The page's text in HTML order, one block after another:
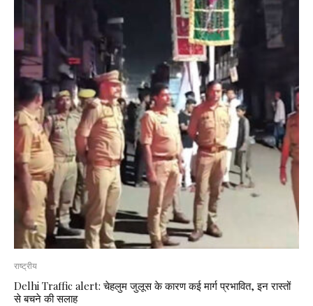
राष्ट्रीय
Delhi Traffic alert: चेहलुम जुलूस के कारण कई मार्ग प्रभावित, इन रास्तों
से बचने की सलाह